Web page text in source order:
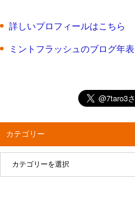
詳しいプロフィールはこちら
ミントフラッシュのブログ年表
カテゴリー